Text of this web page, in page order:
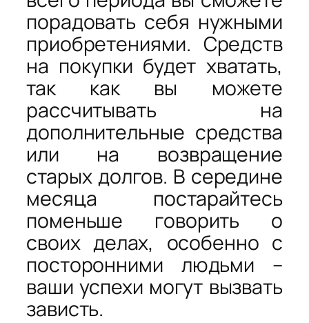
порадовать себя нужными
приобретениями. Средств
на покупки будет хватать,
так как вы можете
рассчитывать на
дополнительные средства
или на возвращение
старых долгов. В середине
месяца постарайтесь
поменьше говорить о
своих делах, особенно с
посторонними людьми –
ваши успехи могут вызвать
зависть.